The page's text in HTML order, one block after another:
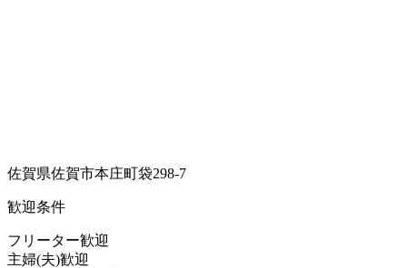
佐賀県佐賀市本庄町袋298-7
歓迎条件
フリーター歓迎
主婦(夫)歓迎